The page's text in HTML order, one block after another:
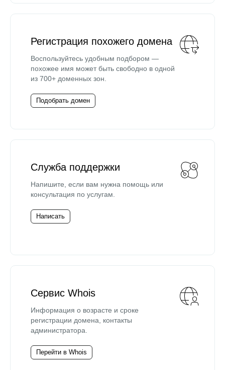
Регистрация похожего домена
Воспользуйтесь удобным подбором —
похожее имя может быть свободно в одной
из 700+ доменных зон.
Подобрать домен
Служба поддержки
Напишите, если вам нужна помощь или
консультация по услугам.
Написать
Сервис Whois
Информация о возрасте и сроке
регистрации домена, контакты
администратора.
Перейти в Whois